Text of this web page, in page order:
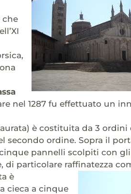
che
nel 1287 fu effettuato un
è costituita da 3
secondo ordine. Sopra il
pannelli scolpiti con
di particolare raffinatezza
è
cieca a cinque